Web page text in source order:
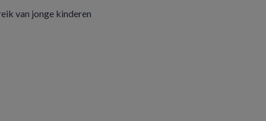
van jonge kinderen